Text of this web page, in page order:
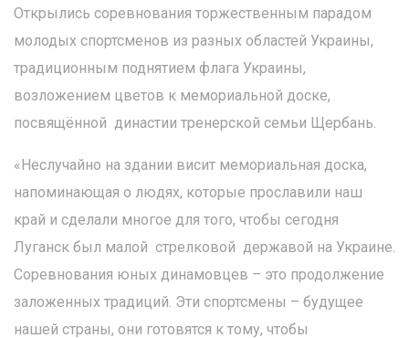
Открылись соревнования торжественным парадом
молодых спортсменов из разных областей Украины,
традиционным поднятием флага Украины,
возложением цветов к мемориальной доске,
посвящённой династии тренерской семьи Щербань.
«Неслучайно на здании висит мемориальная доска,
напоминающая о людях, которые прославили наш
край и сделали многое для того, чтобы сегодня
Луганск был малой стрелковой державой на Украине.
Соревнования юных динамовцев – это продолжение
заложенных традиций. Эти спортсмены – будущее
нашей страны, они готовятся к тому, чтобы